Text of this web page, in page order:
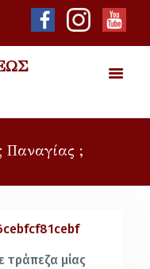
Παναγίας ;
τράπεζα μίας